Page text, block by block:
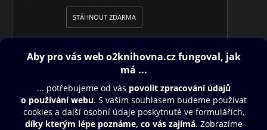
STÁHNOUT ZDARMA
Obsah ke stažení
Moje O2 Knihovna